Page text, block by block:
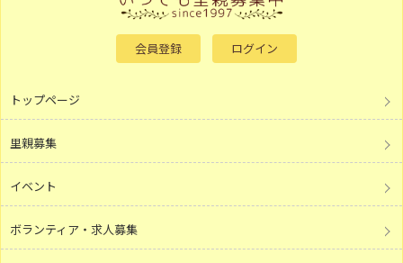
会員登録 ログイン
トップページ
里親募集
イベント
ボランティア・求人募集